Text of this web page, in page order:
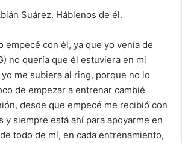
Suárez. Háblenos de él.
empecé con él, ya que yo venía de
no quería que él estuviera en mi
me subiera al ring, porque no lo
de empezar a entrenar cambié
desde que empecé me recibió con
y siempre está ahí para apoyarme en
todo de mí, en cada entrenamiento,